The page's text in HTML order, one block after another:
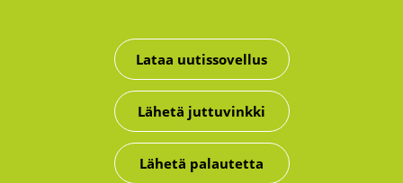
Lataa uutissovellus
Lähetä juttuvinkki
Lähetä palautetta